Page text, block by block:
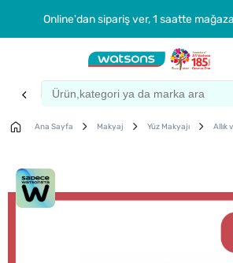
Online'dan sipariş ver, 1 saatte
Ana Sayfa Makyaj Yüz Makyajı Allık